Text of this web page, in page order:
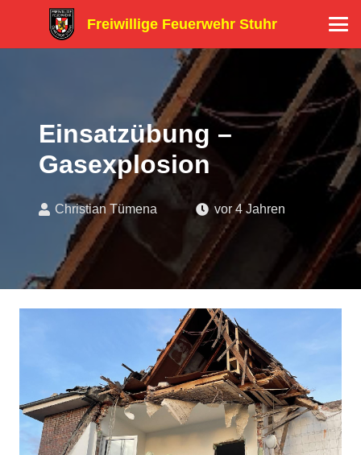
Freiwillige Feuerwehr Stuhr
Einsatzübung –
Gasexplosion
Christian Tümena vor 4 Jahren